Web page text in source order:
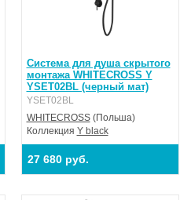
Система для душа скрытого
монтажа WHITECROSS Y
YSET02BL (черный мат)
YSET02BL
WHITECROSS(Польша)
Коллекция Y black
27 680 руб.